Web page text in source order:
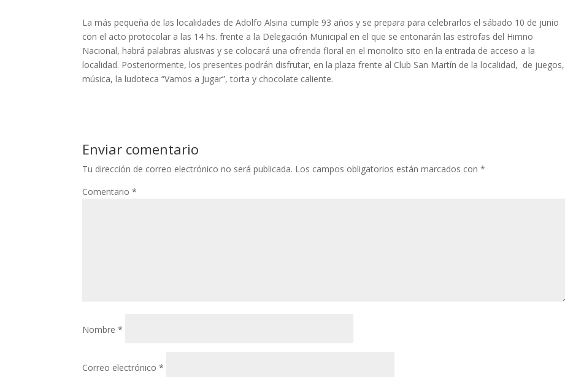
La más pequeña de las localidades de Adolfo Alsina cumple 93 años y se prepara para celebrarlos el sábado 10 de junio
con el acto protocolar a las 14 hs. frente a la Delegación Municipal en el que se entonarán las estrofas del Himno
Nacional, habrá palabras alusivas y se colocará una ofrenda floral en el monolito sito en la entrada de acceso a la
localidad. Posteriormente, los presentes podrán disfrutar, en la plaza frente al Club San Martín de la localidad, de juegos,
música, la ludoteca “Vamos a Jugar”, torta y chocolate caliente.
Enviar comentario
Tu dirección de correo electrónico no será publicada. Los campos obligatorios están marcados con*
Comentario*
Nombre*
Correo electrónico*